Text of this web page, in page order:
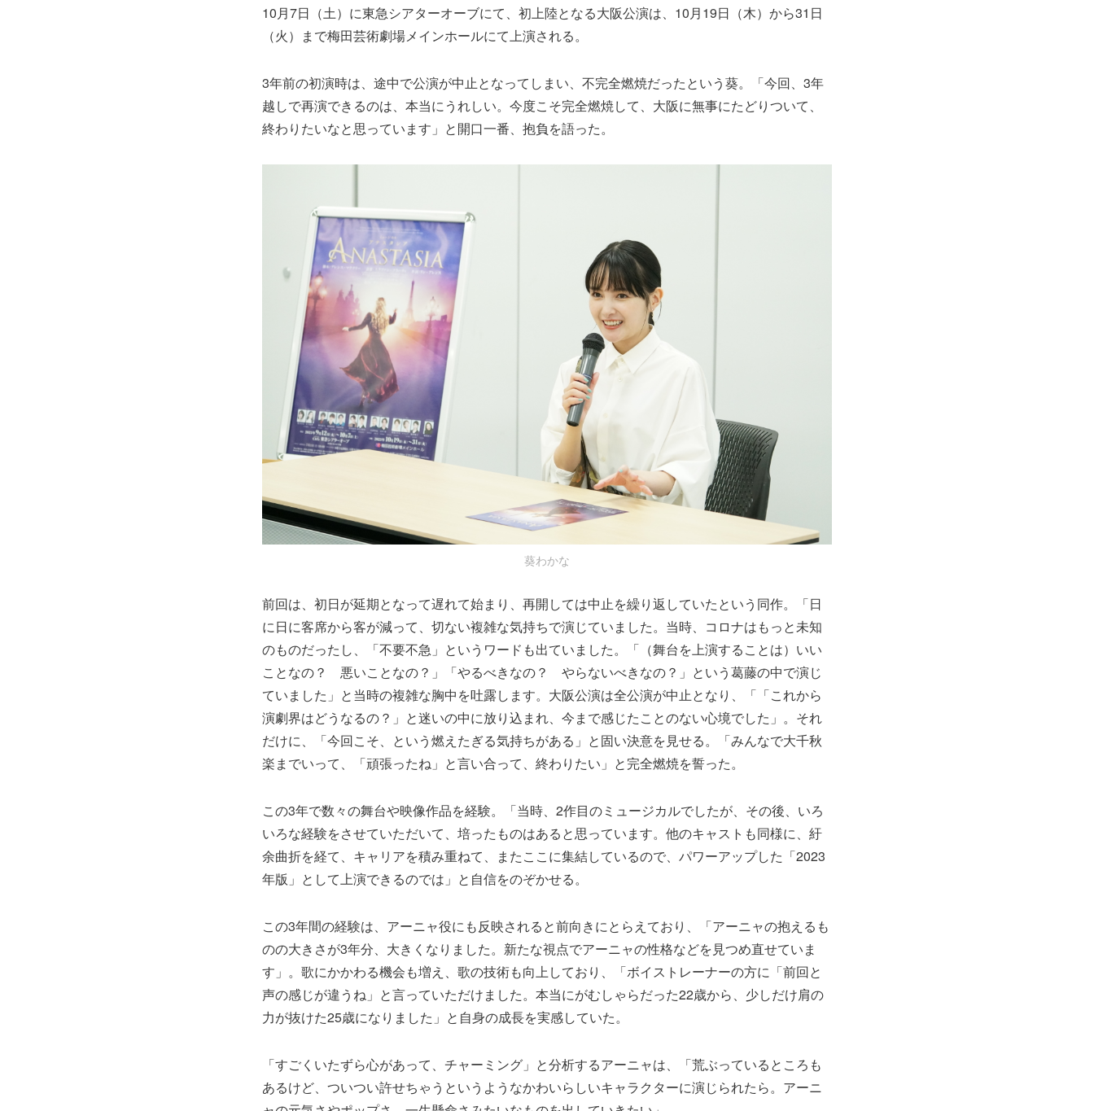
10月7日（土）に東急シアターオーブにて、初上陸となる大阪公演は、10月19日（木）から31日
（火）まで梅田芸術劇場メインホールにて上演される。
3年前の初演時は、途中で公演が中止となってしまい、不完全燃焼だったという葵。「今回、3年
越しで再演できるのは、本当にうれしい。今度こそ完全燃焼して、大阪に無事にたどりついて、
終わりたいなと思っています」と開口一番、抱負を語った。
葵わかな
前回は、初日が延期となって遅れて始まり、再開しては中止を繰り返していたという同作。「日
に日に客席から客が減って、切ない複雑な気持ちで演じていました。当時、コロナはもっと未知
のものだったし、「不要不急」というワードも出ていました。「（舞台を上演することは）いい
ことなの？ 悪いことなの？」「やるべきなの？ やらないべきなの？」という葛藤の中で演じ
ていました」と当時の複雑な胸中を吐露します。大阪公演は全公演が中止となり、「「これから
演劇界はどうなるの？」と迷いの中に放り込まれ、今まで感じたことのない心境でした」。それ
だけに、「今回こそ、という燃えたぎる気持ちがある」と固い決意を見せる。「みんなで大千秋
楽までいって、「頑張ったね」と言い合って、終わりたい」と完全燃焼を誓った。
この3年で数々の舞台や映像作品を経験。「当時、2作目のミュージカルでしたが、その後、いろ
いろな経験をさせていただいて、培ったものはあると思っています。他のキャストも同様に、紆
余曲折を経て、キャリアを積み重ねて、またここに集結しているので、パワーアップした「2023
年版」として上演できるのでは」と自信をのぞかせる。
この3年間の経験は、アーニャ役にも反映されると前向きにとらえており、「アーニャの抱えるも
のの大きさが3年分、大きくなりました。新たな視点でアーニャの性格などを見つめ直せていま
す」。歌にかかわる機会も増え、歌の技術も向上しており、「ボイストレーナーの方に「前回と
声の感じが違うね」と言っていただけました。本当にがむしゃらだった22歳から、少しだけ肩の
力が抜けた25歳になりました」と自身の成長を実感していた。
「すごくいたずら心があって、チャーミング」と分析するアーニャは、「荒ぶっているところも
あるけど、ついつい許せちゃうというようなかわいらしいキャラクターに演じられたら。アーニ